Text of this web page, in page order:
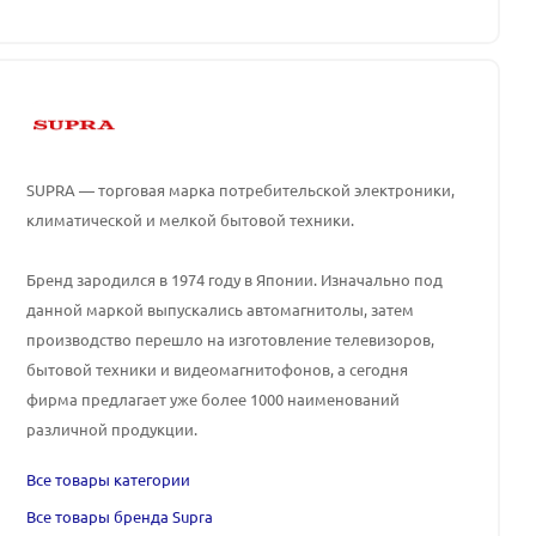
SUPRA — торговая марка потребительской электроники,
климатической и мелкой бытовой техники.
Бренд зародился в 1974 году в Японии. Изначально под
данной маркой выпускались автомагнитолы, затем
производство перешло на изготовление телевизоров,
бытовой техники и видеомагнитофонов, а сегодня
фирма предлагает уже более 1000 наименований
различной продукции.
Все товары категории
Все товары бренда Supra